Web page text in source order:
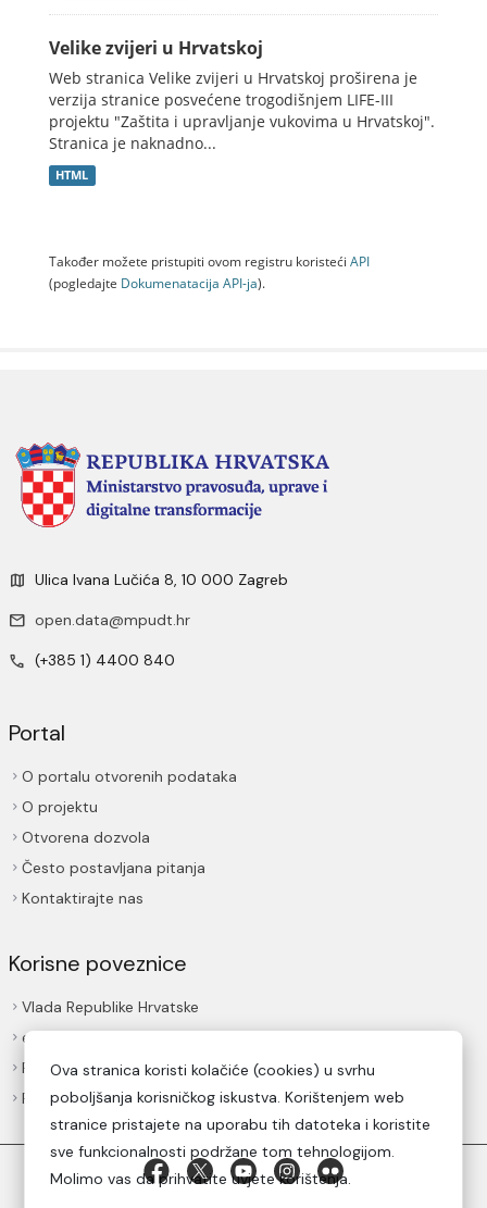
Velike zvijeri u Hrvatskoj
Web stranica Velike zvijeri u Hrvatskoj proširena je
verzija stranice posvećene trogodišnjem LIFE-III
projektu "Zaštita i upravljanje vukovima u Hrvatskoj".
Stranica je naknadno...
HTML
Također možete pristupiti ovom registru koristeći API
(pogledajte Dokumenаtаcijа API-jа).